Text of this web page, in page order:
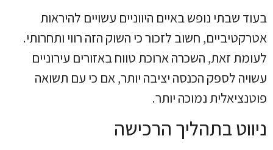
בעוד שבתי נופש באיים היווניים עשויים להיראות
אטרקטיביים, חשוב לזכור כי השוק הזה רווי ותחרותי.
לעומת זאת, השכרה ארוכת טווח באזורים עירוניים
עשויה לספק הכנסה יציבה יותר, אם כי עם תשואה
פוטנציאלית נמוכה יותר.
ניווט בתהליך הרכישה